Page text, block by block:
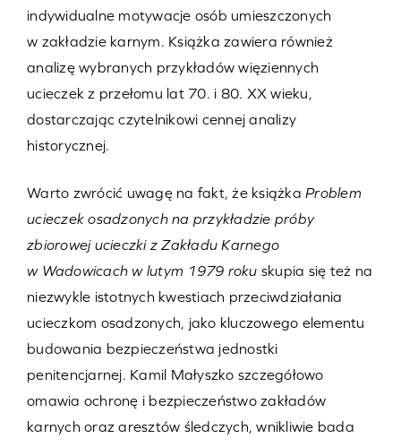
indywidualne motywacje osób umieszczonych
w zakładzie karnym. Książka zawiera również
analizę wybranych przykładów więziennych
ucieczek z przełomu lat 70. i 80. XX wieku,
dostarczając czytelnikowi cennej analizy
historycznej.
Warto zwrócić uwagę na fakt, że książka Problem
ucieczek osadzonych na przykładzie próby
zbiorowej ucieczki z Zakładu Karnego
w Wadowicach w lutym 1979 roku skupia się też na
niezwykle istotnych kwestiach przeciwdziałania
ucieczkom osadzonych, jako kluczowego elementu
budowania bezpieczeństwa jednostki
penitencjarnej. Kamil Małyszko szczegółowo
omawia ochronę i bezpieczeństwo zakładów
karnych oraz aresztów śledczych, wnikliwie bada